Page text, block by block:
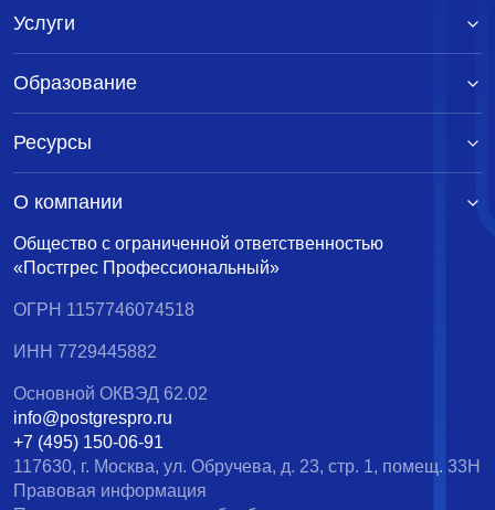
Общество с ограниченной ответственностью
«Постгрес Профессиональный»
ОГРН 1157746074518
ИНН 7729445882
Основной ОКВЭД 62.02
info@postgrespro.ru
+7 (495) 150-06-91
117630, г. Москва, ул. Обручева, д. 23, стр. 1, помещ. 33Н
Правовая информация
Услуги
Образование
Ресурсы
О компании